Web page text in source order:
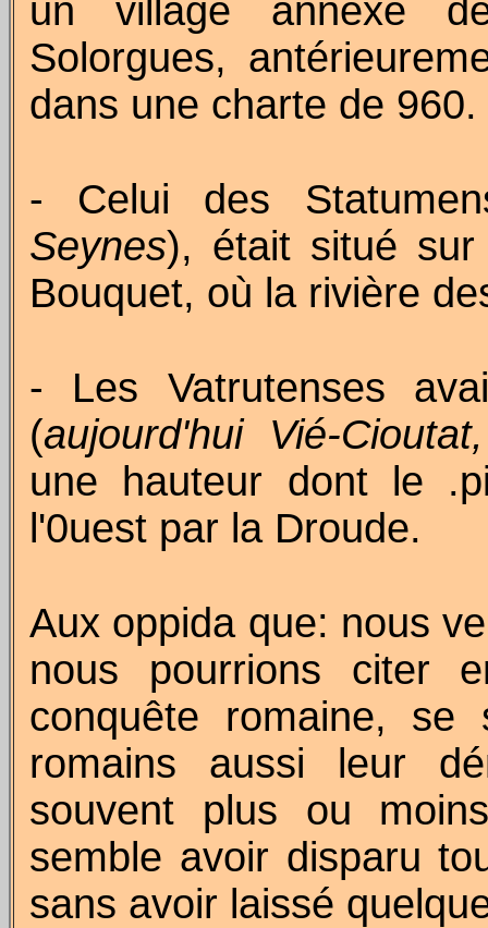
un village annexe
Solorgues,
dans une charte de 960.
- Celui des
Seynes), était situé
Bouquet, où la rivière
- Les Vatrutenses
(aujourd'hui Vié-Cioutat
une hauteur dont le
l'0uest par la Droude.
Aux oppida que: nous
nous pourrions citer
conquête romaine, se
romains aussi leur
souvent plus ou
semble avoir disparu
sans avoir laissé